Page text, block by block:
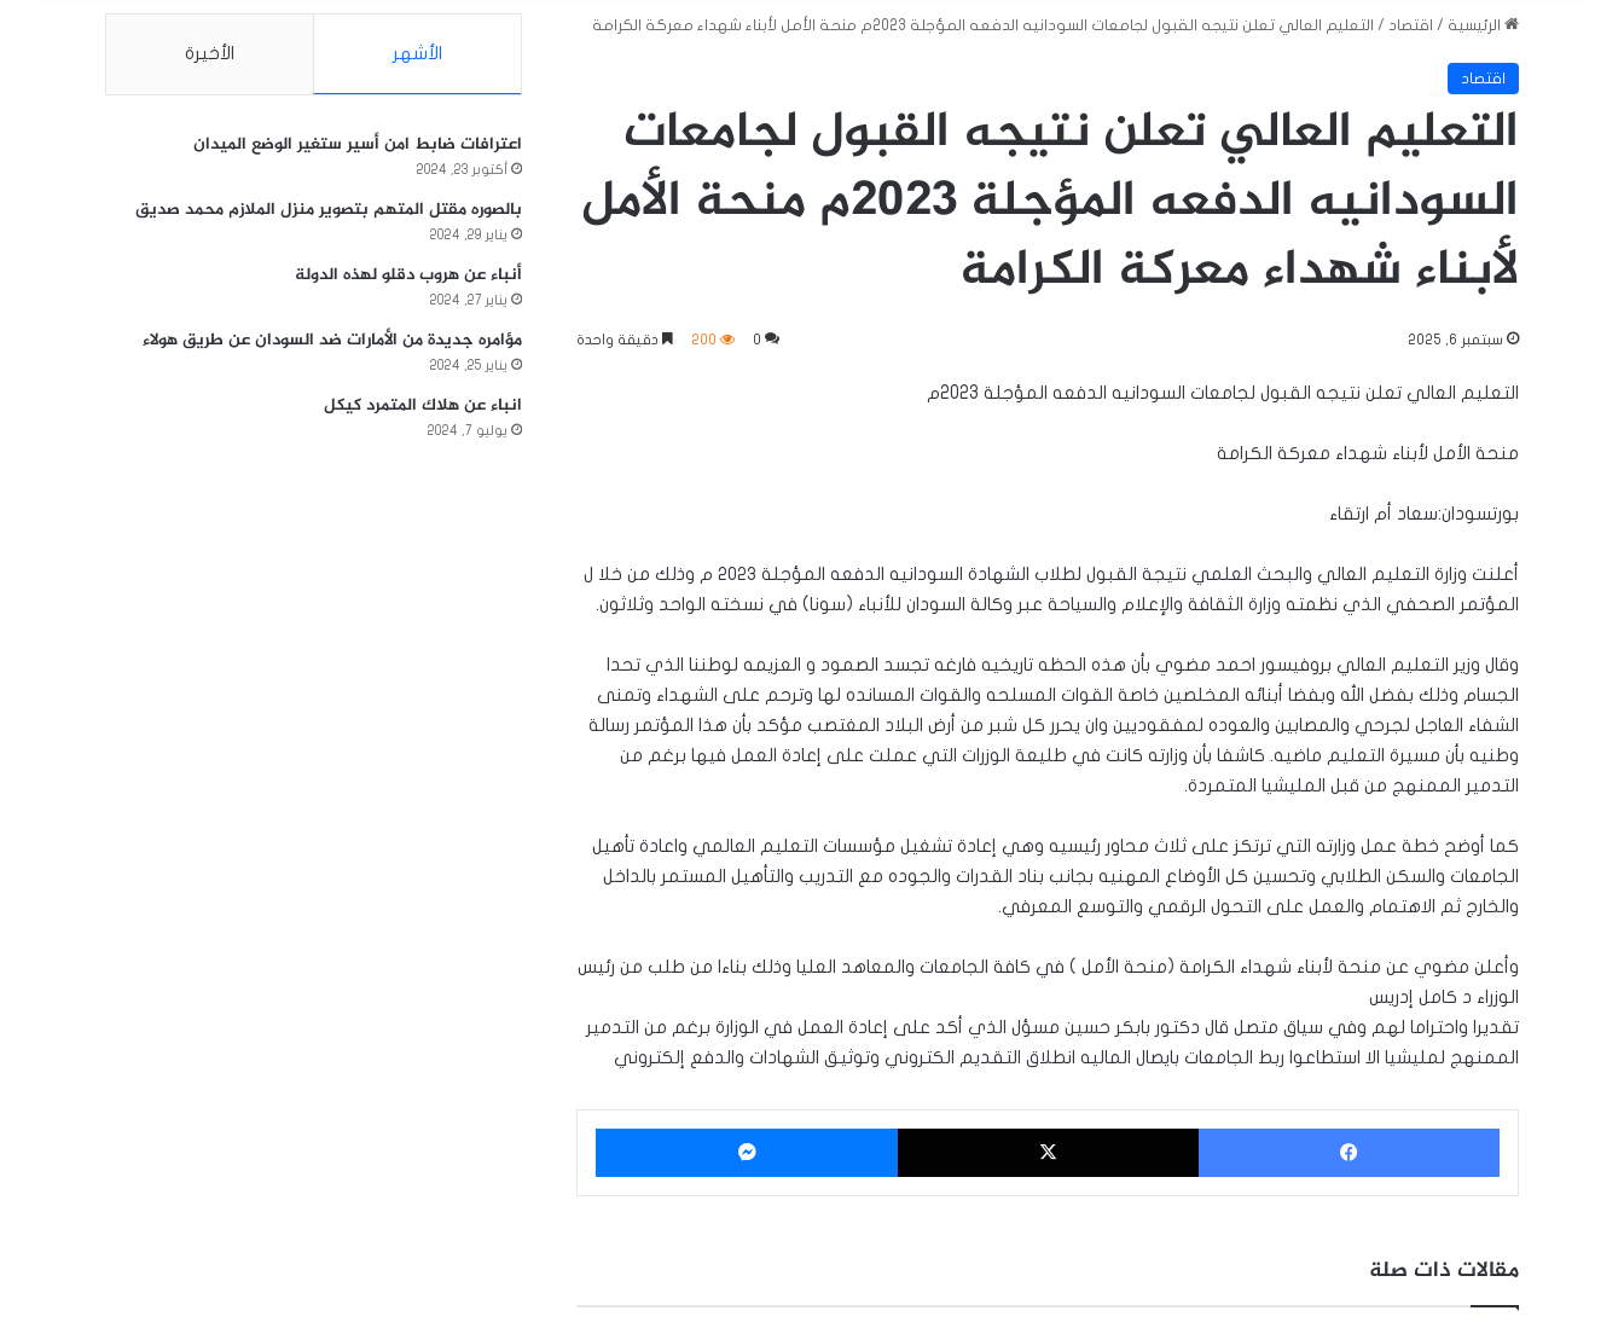
الرئيسية / اقتصاد / التعليم العالي تعلن نتيجه القبول لجامعات السودانيه الدفعه المؤجلة 2023م منحة الأمل لأبناء شهداء معركة الكرامة
اقتصاد
التعليم العالي تعلن نتيجه القبول لجامعات
السودانيه الدفعه المؤجلة 2023م منحة الأمل
لأبناء شهداء معركة الكرامة
سبتمبر 6, 2025 0
200 دقيقة واحدة
التعليم العالي تعلن نتيجه القبول لجامعات السودانيه الدفعه المؤجلة 2023م
منحة الأمل لأبناء شهداء معركة الكرامة
بورتسودان:سعاد أم ارتقاء
أعلنت وزارة التعليم العالي والبحث العلمي نتيجة القبول لطلاب الشهادة السودانيه الدفعه المؤجلة ٢٠٢٣ م وذلك من خلا ل
المؤتمر الصحفي الذي نظمته وزارة الثقافة والإعلام والسياحة عبر وكالة السودان للأنباء (سونا) في نسخته الواحد وثلاثون.
وقال وزير التعليم العالي بروفيسور احمد مضوي بأن هذه الحظه تاريخيه فارغه تجسد الصمود و العزيمه لوطننا الذي تحدا
الجسام وذلك بفضل الله وبفضا أبنائه المخلصين خاصة القوات المسلحه والقوات المسانده لها وترحم على الشهداء وتمنى
الشفاء العاجل لجرحي والمصابين والعوده لمفقوديين وان يحرر كل شبر من أرض البلاد المغتصب مؤكد بأن هذا المؤتمر رسالة
وطنيه بأن مسيرة التعليم ماضيه. كاشفا بأن وزارته كانت في طليعة الوزرات التي عملت على إعادة العمل فيها برغم من
التدمير الممنهج من قبل المليشيا المتمردة.
كما أوضح خطة عمل وزارته التي ترتكز على ثلاث محاور رئيسيه وهي إعادة تشغيل مؤسسات التعليم العالمي واعادة تأهيل
الجامعات والسكن الطلابي وتحسين كل الأوضاع المهنيه بجانب بناد القدرات والجوده مع التدريب والتأهيل المستمر بالداخل
والخارج ثم الاهتمام والعمل على التحول الرقمي والتوسع المعرفي.
وأعلن مضوي عن منحة لأبناء شهداء الكرامة (منحة الأمل ) في كافة الجامعات والمعاهد العليا وذلك بناءا من طلب من رئيس
الوزراء د كامل إدريس
تقديرا واحتراما لهم وفي سياق متصل قال دكتور بابكر حسين مسؤل الذي أكد على إعادة العمل في الوزارة برغم من التدمير
الممنهج لمليشيا الا استطاعوا ربط الجامعات بايصال الماليه انطلاق التقديم الكتروني وتوثيق الشهادات والدفع إلكتروني
فيسبوك ‫X
مقالات ذات صلة
الأشهر الأخيرة
اعترافات ضابط امن أسير ستغير الوضع الميدان
أكتوبر 23, 2024
بالصوره مقتل المتهم بتصوير منزل الملازم محمد صديق
يناير 29, 2024
أنباء عن هروب دقلو لهذه الدولة
يناير 27, 2024
مؤامره جديدة من الأمارات ضد السودان عن طريق هولاء
يناير 25, 2024
انباء عن هلاك المتمرد كيكل
يوليو 7, 2024